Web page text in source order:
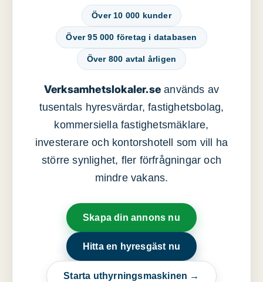
Över 10 000 kunder
Över 95 000 företag i databasen
Över 800 avtal årligen
Verksamhetslokaler.se används av
tusentals hyresvärdar, fastighetsbolag,
kommersiella fastighetsmäklare,
investerare och kontorshotell som vill ha
större synlighet, fler förfrågningar och
mindre vakans.
Skapa din annons nu
Hitta en hyresgäst nu
Starta uthyrningsmaskinen →